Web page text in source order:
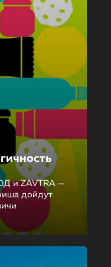
и ZAVTRA —
дойдут